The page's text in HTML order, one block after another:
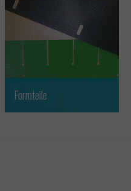
Formteile